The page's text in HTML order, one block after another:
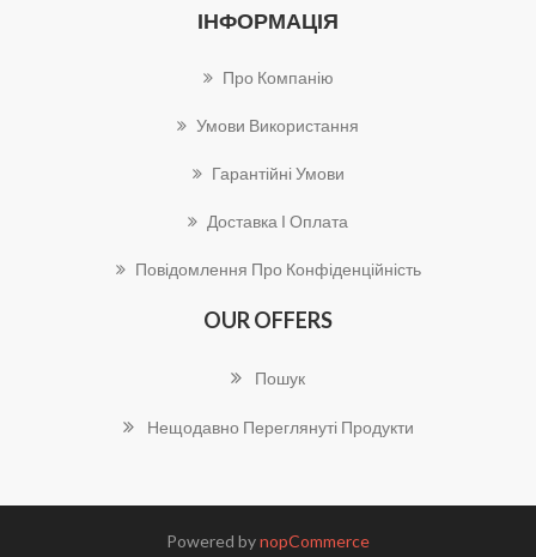
ІНФОРМАЦІЯ
Про Компанію
Умови Використання
Гарантійні Умови
Доставка І Оплата
Повідомлення Про Конфіденційність
OUR OFFERS
Пошук
Нещодавно Переглянуті Продукти
Powered bynopCommerce